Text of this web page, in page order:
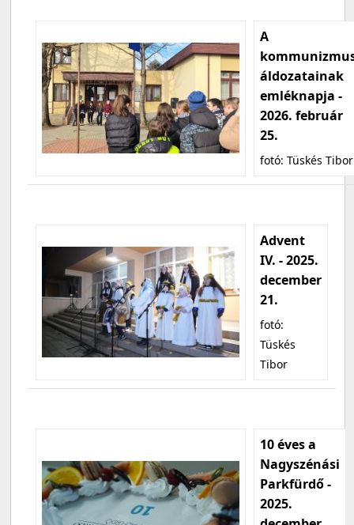
A
áldozatainak
emléknapja -
2026. február
25.
fotó: Tüskés Tibor
Advent
IV. - 2025.
december
21.
fotó:
Tüskés
Tibor
10 éves a
Nagyszénási
Parkfürdő -
2025.